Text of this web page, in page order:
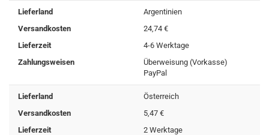
Lieferland
Argentinien
Versandkosten
24,74 €
Lieferzeit
4-6 Werktage
Zahlungsweisen
Überweisung (Vorkasse)
PayPal
Lieferland
Österreich
Versandkosten
5,47 €
Lieferzeit
2 Werktage